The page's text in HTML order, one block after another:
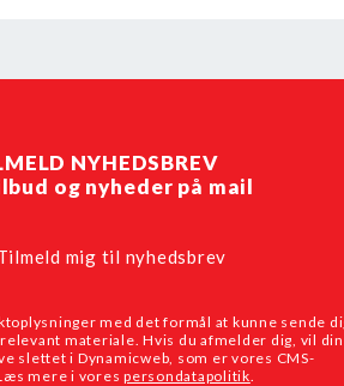
NYHEDSBREV
og nyheder på mail
mig til nyhedsbrev
med det formål at kunne sende
materiale. Hvis du afmelder dig, vil
slettet i Dynamicweb, som er vores CMS-
mere i vorespersondatapolitik.